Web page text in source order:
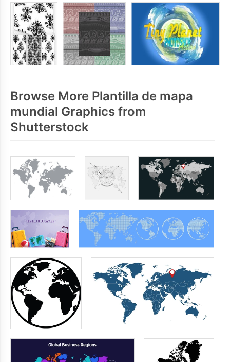
Browse More Plantilla de mapa
mundial Graphics from
Shutterstock